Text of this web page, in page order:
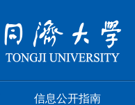
信息公开指南